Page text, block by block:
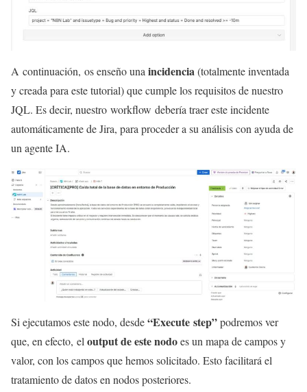
A continuación, os enseño una incidencia(totalmente inventada
y creada para este tutorial) que cumple los requisitos de nuestro
JQL. Es decir, nuestro workflow debería traer este incidente
automáticamente de Jira, para proceder a su análisis con ayuda de
un agente IA.
Si ejecutamos este nodo, desde“Execute step”podremos ver
que, en efecto, eloutput de este nodoes un mapa de campos y
valor, con los campos que hemos solicitado. Esto facilitará el
tratamiento de datos en nodos posteriores.